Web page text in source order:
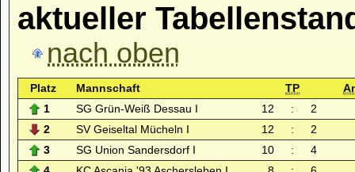
aktueller
nach oben
Platz Mannschaft TP
1
SG Grün-Weiß Dessau I 12 :
2
2
SV Geiseltal Mücheln I 12 :
2
3
SG Union Sandersdorf I 10 :
4